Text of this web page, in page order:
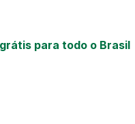
para todo o Brasil